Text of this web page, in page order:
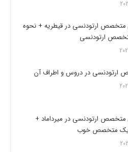
متخصص ارتودنسی در قیطریه + نحوه
ارتودنسی
در دروس و اطراف آن
ارتودنسی در میرداماد +
یک متخصص خوب